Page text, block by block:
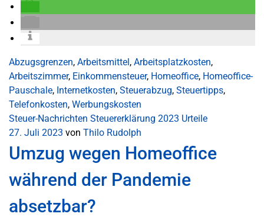
Abzugsgrenzen, Arbeitsmittel, Arbeitsplatzkosten,
Arbeitszimmer, Einkommensteuer, Homeoffice, Homeoffice-
Pauschale, Internetkosten, Steuerabzug, Steuertipps,
Telefonkosten, Werbungskosten
Steuer-Nachrichten Steuererklärung 2023 Urteile
27. Juli 2023 von Thilo Rudolph
Umzug wegen Homeoffice
während der Pandemie
absetzbar?